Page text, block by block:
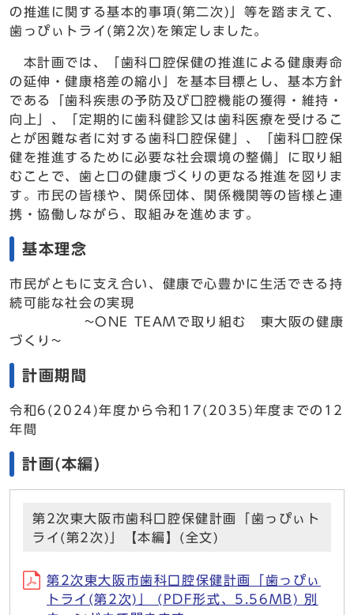
の推進に関する基本的事項(第二次)」等を踏まえて、
歯っぴぃトライ(第2次)を策定しました。
本計画では、「歯科口腔保健の推進による健康寿命
の延伸・健康格差の縮小」を基本目標とし、基本方針
である「歯科疾患の予防及び口腔機能の獲得・維持・
向上」、「定期的に歯科健診又は歯科医療を受けるこ
とが困難な者に対する歯科口腔保健」、「歯科口腔保
健を推進するために必要な社会環境の整備」に取り組
むことで、歯と口の健康づくりの更なる推進を図りま
す。市民の皆様や、関係団体、関係機関等の皆様と連
携・協働しながら、取組みを進めます。
基本理念
市民がともに支え合い、健康で心豊かに生活できる持
続可能な社会の実現
~ONE TEAMで取り組む 東大阪の健康
づくり~
計画期間
令和6(2024)年度から令和17(2035)年度までの12
年間
計画(本編)
第2次東大阪市歯科口腔保健計画「歯っぴぃト
ライ(第2次)」【本編】(全文)
第2次東大阪市歯科口腔保健計画「歯っぴぃ
トライ(第2次)」 (PDF形式、5.56MB) 別